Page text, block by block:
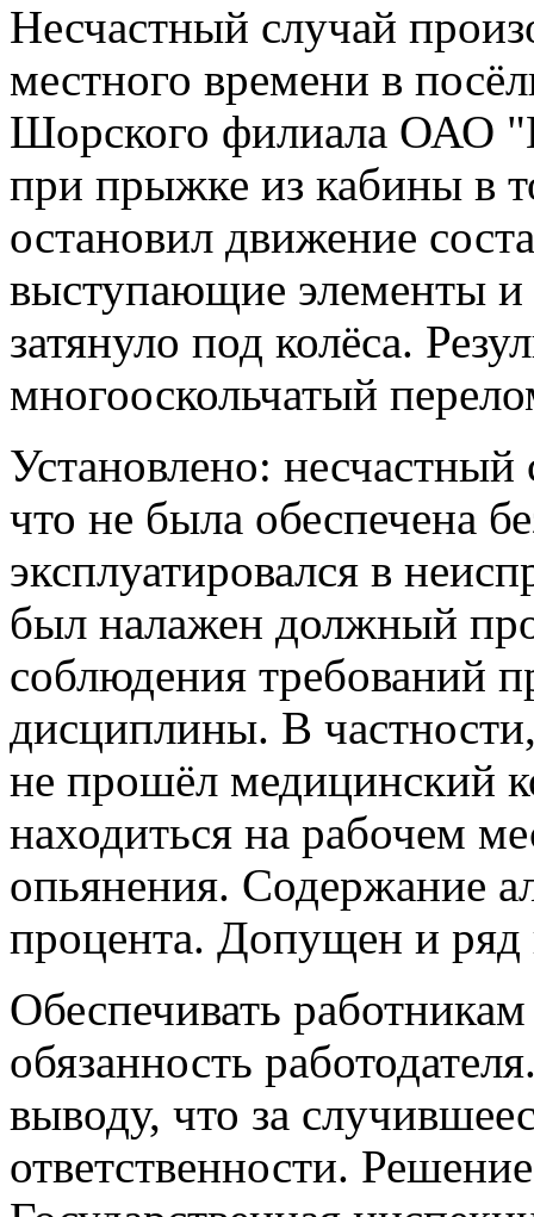
Несчастный случай
местного времени в
Шорского филиала ОАО
при прыжке из кабины в
остановил движение
выступающие элементы и
затянуло под колёса.
многооскольчатый
Установлено:
что не была обеспечена
эксплуатировался в
был налажен должный
соблюдения требований
дисциплины. В
не прошёл медицинский
находиться на рабочем
опьянения. Содержание
процента. Допущен и
Обеспечивать
обязанность
выводу, что за
ответственности.